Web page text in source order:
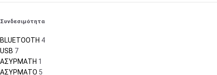
Συνδεσιμότητα
BLUETOOTH 4
USB 7
ΑΣΥΡΜΑΤΗ 1
ΑΣΥΡΜΑΤΟ 5